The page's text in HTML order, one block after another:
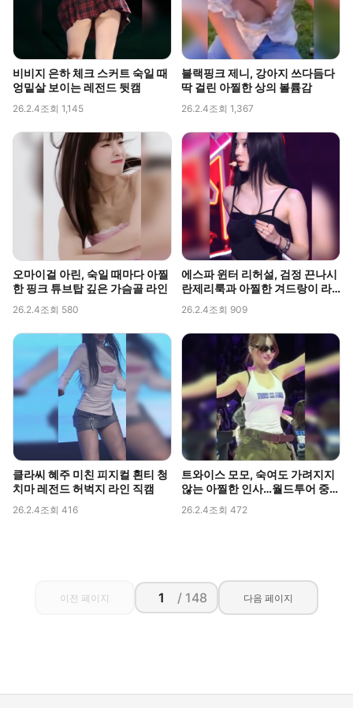
비비지 은하 체크 스커트 숙일 때
엉밑살 보이는 레전드 뒷캠
26.2.4조회 1,145
블랙핑크 제니, 강아지 쓰다듬다
딱 걸린 아찔한 상의 볼륨감
26.2.4조회 1,367
오마이걸 아린, 숙일 때마다 아찔
한 핑크 튜브탑 깊은 가슴골 라인
26.2.4조회 580
에스파 윈터 리허설, 검정 끈나시
란제리룩과 아찔한 겨드랑이 라
26.2.4조회 909
클라씨 혜주 미친 피지컬 흰티 청
치마 레전드 허벅지 라인 직캠
26.2.4조회 416
트와이스 모모, 숙여도 가려지지
않는 아찔한 인사…월드투어 중
26.2.4조회 472
이전 페이지 / 148 다음 페이지